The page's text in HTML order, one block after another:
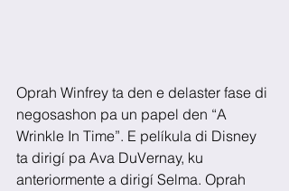
Oprah Winfrey ta den e delaster fase di
negosashon pa un papel den “A
Wrinkle In Time”. E pelíkula di Disney
ta dirigí pa Ava DuVernay, ku
anteriormente a dirigí Selma. Oprah